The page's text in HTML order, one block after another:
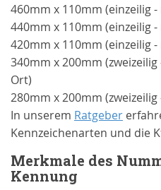
460mm x 110mm (einzeilig
440mm x 110mm (einzeilig
420mm x 110mm (einzeilig
340mm x 200mm
Ort)
280mm x 200mm
In unserem Ratgeber
Kennzeichenarten und die
Merkmale des
Kennung